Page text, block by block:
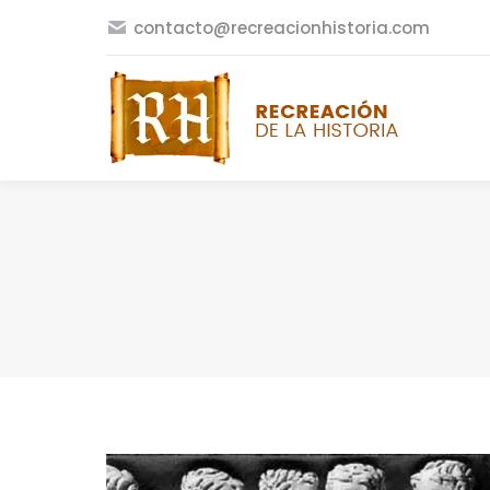
contacto@recreacionhistoria.com